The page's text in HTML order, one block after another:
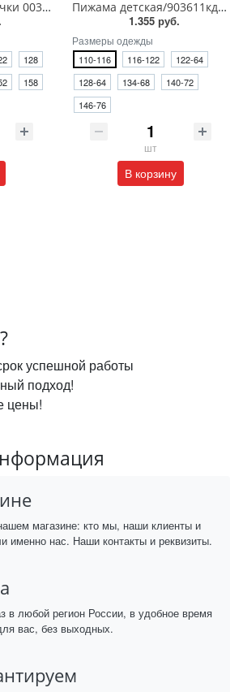
Комплект для девочки 003_ОП25
128
158
Пижама детская/903611кд_п
1.355 руб.
Размеры одежды
110-116 116-122
122-64
128-64
134-68
140-72
146-76
шт
В корзину
успешной работы
подход!
цены!
магазине: кто мы, наши клиенты и
именно нас. Наши контакты и реквизиты.
в любой регион России, в удобное время
вас, без выходных.